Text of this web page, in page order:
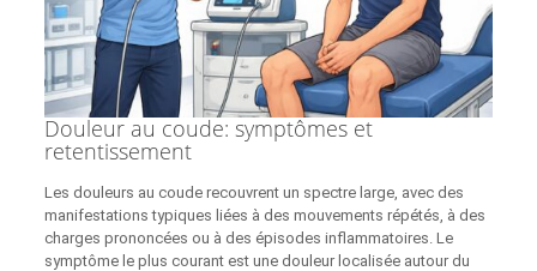
Douleur au coude: symptômes et
retentissement
Les douleurs au coude recouvrent un spectre large, avec des
manifestations typiques liées à des mouvements répétés, à des
charges prononcées ou à des épisodes inflammatoires. Le
symptôme le plus courant est une douleur localisée autour du